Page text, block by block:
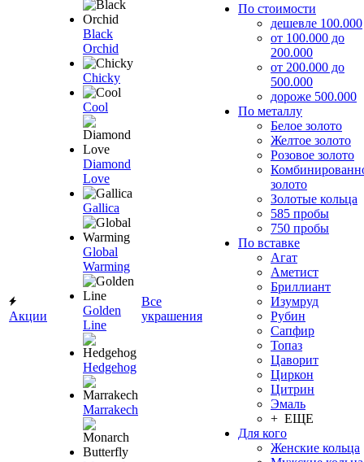
Акции
Black
Orchid
Chicky
Cool
Diamond
Love
Gallica
Global
Warming
Golden
Line
Hedgehog
Marrakech
Все
украшения
По стоимости
дешевле 100.000
от 100.000 до
200.000
от 200.000 до
500.000
дороже 500.000
По металлу
Белое золото
Желтое золото
Розовое золото
золото
Золотые кольца
585 пробы
750 пробы
По вставке
Агат
Аметист
Бриллиант
Изумруд
Рубин
Сапфир
Топаз
Цаворит
Циркон
Цитрин
Эмаль
+ ЕЩЕ
Для кого
Женские кольца